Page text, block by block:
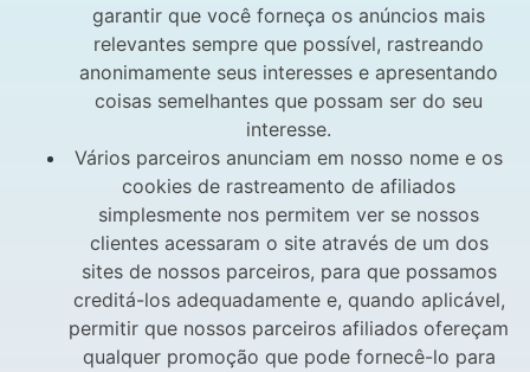
garantir que você forneça os anúncios mais
relevantes sempre que possível, rastreando
anonimamente seus interesses e apresentando
coisas semelhantes que possam ser do seu
interesse.
Vários parceiros anunciam em nosso nome e os
cookies de rastreamento de afiliados
simplesmente nos permitem ver se nossos
clientes acessaram o site através de um dos
sites de nossos parceiros, para que possamos
creditá-los adequadamente e, quando aplicável,
permitir que nossos parceiros afiliados ofereçam
qualquer promoção que pode fornecê-lo para